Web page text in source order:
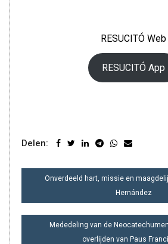
RESUCITÓ Web
RESUCITÓ App
Delen:
BERICHT
Onverdeeld hart, missie en
Hernández
Mededeling van de
overlijden van Paus